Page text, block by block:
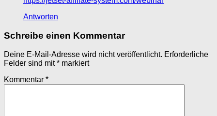
Antworten
Schreibe einen Kommentar
Deine E-Mail-Adresse wird nicht veröffentlicht. Erforderliche
Felder sind mit* markiert
Kommentar *